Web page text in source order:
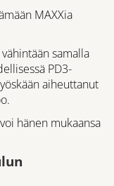
MAXXia
samalla
PD3-
aiheuttanut
hänen mukaansa